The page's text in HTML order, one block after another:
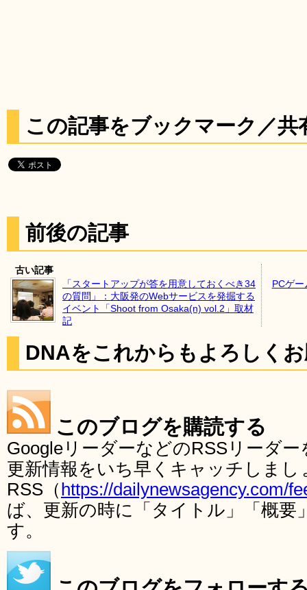
この記事をブックマーク／共
前後の記事
古い記事
「スタートアップが答を用意しておくべき34
の質問」：大阪発のWebサービスを発掘する
イベント「Shoot from Osaka(n) vol.2」取材
記
PCゲ
DNAをこれからもよろしく
このブログを購読する
GoogleリーダーなどのRSSリーダ
更新情報をいち早くキャッチしま
RSS（ https://dailynewsagency.com/
ば、更新の時に「タイトル」「概要
す。